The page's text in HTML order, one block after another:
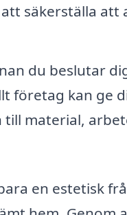
säkerställa
du beslutar
företag kan ge
material,
en estetisk